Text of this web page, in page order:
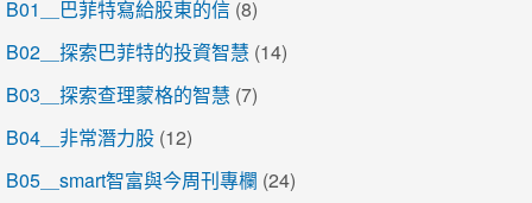
B01＿巴菲特寫給股東的信 (8)
B02＿探索巴菲特的投資智慧 (14)
B03＿探索查理蒙格的智慧 (7)
B04＿非常潛力股 (12)
B05＿smart智富與今周刊專欄 (24)